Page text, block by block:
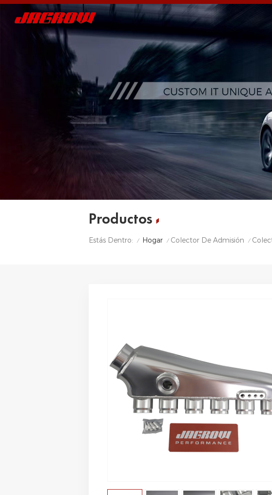
Productos
Estás Dentro: / Hogar / Colector De Admisión /